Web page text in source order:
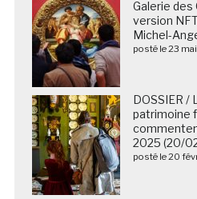
Galerie des
version
Michel-
posté le 23
DOSSIER /
patrimoine
2025 (20/
posté le 20